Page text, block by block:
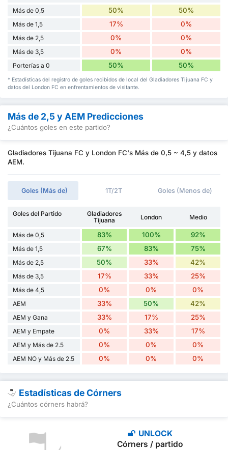
Más de 0,5
50% 50%
Más de 1,5 17% 0%
Más de 2,5 0% 0%
Más de 3,5 0% 0%
Porterías a 0 50% 50%
* Estadísticas del registro de goles recibidos de local del Gladiadores Tijuana FC y
datos del London FC en enfrentamientos de visitante.
Más de 2,5 y AEM Predicciones
¿Cuántos goles en este partido?
Gladiadores Tijuana FC y London FC's Más de 0,5 ~ 4,5 y datos
AEM.
Goles (Más de) 1T/2T Goles (Menos de)
Goles del Partido
Gladiadores
Tijuana
London Medio
Más de 0,5 83% 100% 92%
Más de 1,5 67% 83% 75%
Más de 2,5 50% 33% 42%
Más de 3,5 17% 33% 25%
Más de 4,5 0% 0% 0%
AEM 33% 50% 42%
AEM y Gana 33% 17% 25%
AEM y Empate 0% 33% 17%
AEM y Más de 2.5 0% 0% 0%
AEM NO y Más de 2.5 0% 0% 0%
Estadísticas de Córners
¿Cuántos córners habrá?
UNLOCK
Córners / partido